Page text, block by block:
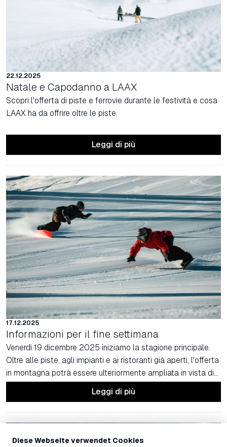
Diese Webseite verwendet Cookies
22.12.2025
Natale e Capodanno a LAAX
Scopri l'offerta di piste e ferrovie durante le festività e cosa
LAAX ha da offrire oltre le piste.
Leggi di più
17.12.2025
Informazioni per il fine settimana
Venerdì 19 dicembre 2025 iniziamo la stagione principale.
Oltre alle piste, agli impianti e ai ristoranti già aperti, l'offerta
in montagna potrà essere ulteriormente ampliata in vista di
Leggi di più